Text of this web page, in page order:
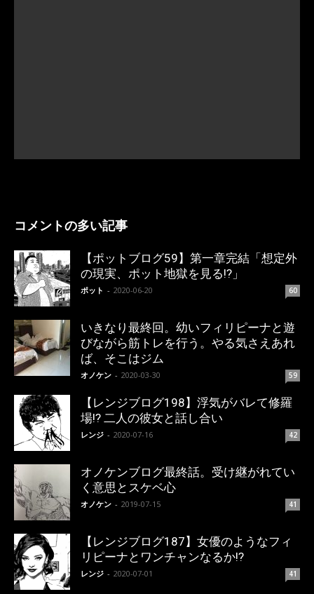
コメントの多い記事
【ポットブログ59】第一章完結「想定外
の現実、ポット地獄を見る!?」
ポット - 2020-06-20 60
いきなり最終回。幼いフィリピーナと遊
びながら筋トレを行う。やる気さえあれ
ば、そこはジム
オノケン - 2020-03-30 59
【レンジブログ198】浮気がバレて修羅
場!? 二人の彼女と話し合い
レンジ - 2020-07-16 42
オノケンブログ最終話。受け継がれてい
く意思とスケベ心
オノケン - 2019-07-15 41
【レンジブログ187】女優のようなフィ
リピーナとワンチャンなるか!?
レンジ - 2020-07-01 41